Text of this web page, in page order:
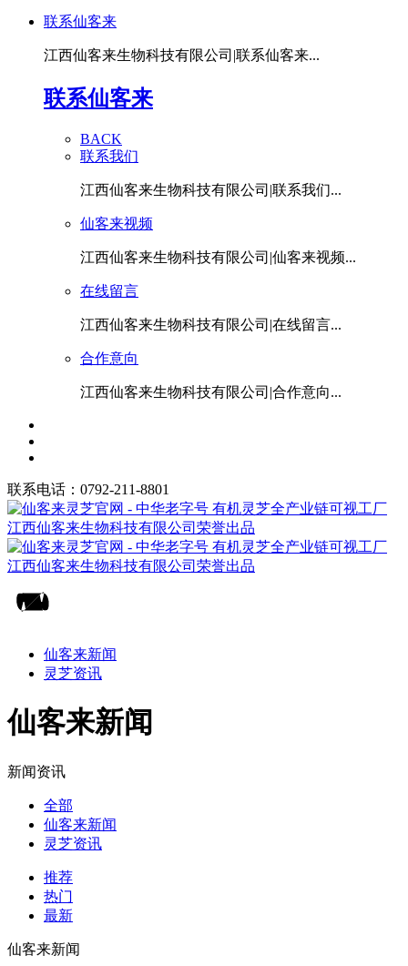
联系仙客来
江西仙客来生物科技有限公司|联系仙客来...
联系仙客来
BACK
联系我们
江西仙客来生物科技有限公司|联系我们...
仙客来视频
江西仙客来生物科技有限公司|仙客来视频...
在线留言
江西仙客来生物科技有限公司|在线留言...
合作意向
江西仙客来生物科技有限公司|合作意向...
联系电话：0792-211-8801
仙客来新闻
灵芝资讯
仙客来新闻
新闻资讯
全部
仙客来新闻
灵芝资讯
推荐
热门
最新
仙客来新闻